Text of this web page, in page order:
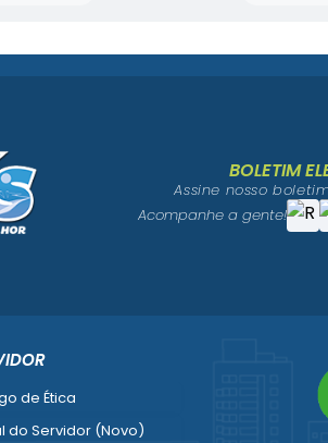
de Ética
do Servidor (Novo)
BOLETIM
Assine nosso
Acompanhe a gente!